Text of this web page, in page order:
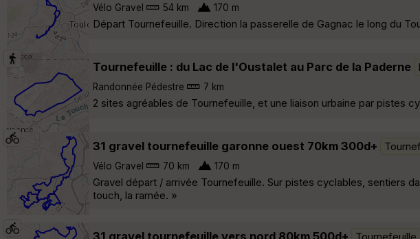
Vélo Gravel 54 km 170 m
Départ Tournefeuille. Direction la passerelle de Gagnac le long du
Tournefeuille : du Lac de l'Oustalet au Parc de la Paderne
Randonnée Pédestre 7 km
2 sites agréables de Tournefeuille, et une liaison urbaine par pistes
31 gravel tournefeuille garonne ouest 70km 300d+
Vélo Gravel 70 km 170 m
Gravel départ / arrivée Tournefeuille. Sur pistes cyclables, sentiers
touch, la ramée. »
31 gravel tournefeuille vers nord 80km 500d+